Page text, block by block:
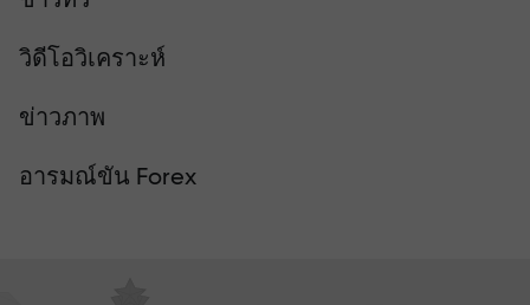
วิดีโอวิเคราะห์
ข่าวภาพ
อารมณ์ขัน Forex